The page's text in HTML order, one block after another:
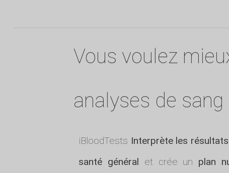
Vous voulez
analyses de sang
iBloodTests Interprète les
santé général et crée un plan